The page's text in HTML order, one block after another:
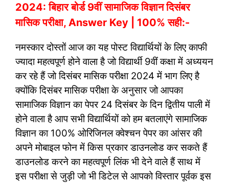
2024: बिहार बोर्ड 9वीं सामाजिक विज्ञान दिसंबर
मासिक परीक्षा, Answer Key | 100% सही:-
नमस्कार दोस्तों आज का यह पोस्ट विद्यार्थियों के लिए काफी
ज्यादा महत्वपूर्ण होने वाला है जो विद्यार्थी 9वीं कक्षा में अध्ययन
कर रहे हैं जो दिसंबर मासिक परीक्षा 2024 में भाग लिए है
क्योंकि दिसंबर मासिक परीक्षा के अनुसार जो आपका
सामाजिक विज्ञान का पेपर 24 दिसंबर के दिन द्वितीय पाली में
होने वाला है आप सभी विद्यार्थियों को हम बतलाएंगे सामाजिक
विज्ञान का 100% ओरिजिनल क्वेश्चन पेपर का आंसर की
अपने मोबाइल फोन में किस प्रकार डाउनलोड कर सकते हैं
डाउनलोड करने का महत्वपूर्ण लिंक भी देने वाले हैं साथ में
इस परीक्षा से जुड़ी जो भी डिटेल से आपको विस्तार पूर्वक इस